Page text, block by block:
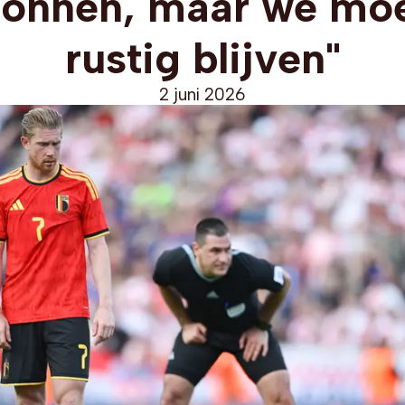
rustig blijven"
2 juni 2026